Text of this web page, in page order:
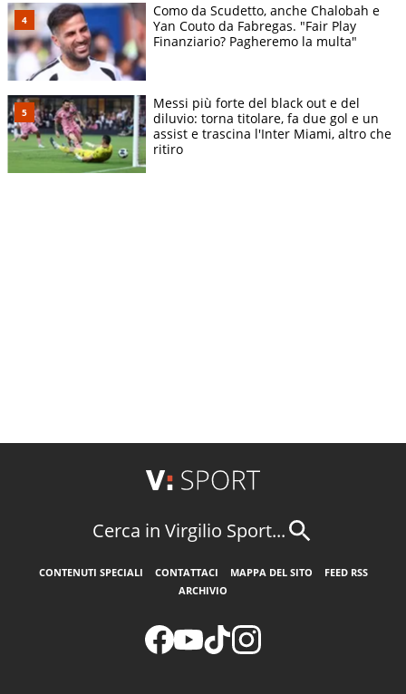
Como da Scudetto, anche Chalobah e
Yan Couto da Fabregas. "Fair Play
Finanziario? Pagheremo la multa"
Messi più forte del black out e del
diluvio: torna titolare, fa due gol e un
assist e trascina l'Inter Miami, altro che
ritiro
Cerca in Virgilio Sport...
CONTENUTI SPECIALI CONTATTACI MAPPA DEL SITO
FEED RSS
ARCHIVIO